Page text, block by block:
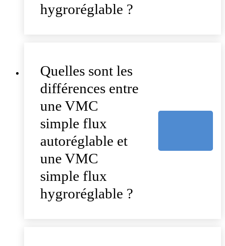
hygroréglable ?
Quelles sont les
différences entre
une VMC
simple flux
autoréglable et
une VMC
simple flux
hygroréglable ?